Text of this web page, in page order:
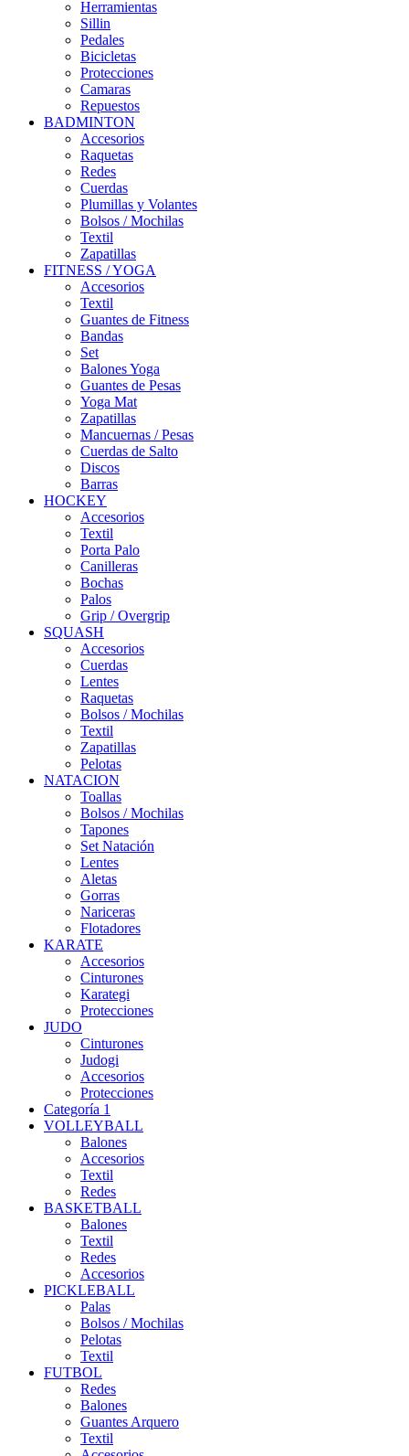
Herramientas
Sillin
Pedales
Bicicletas
Protecciones
Camaras
Repuestos
BADMINTON
Accesorios
Raquetas
Redes
Cuerdas
Plumillas y Volantes
Bolsos / Mochilas
Textil
Zapatillas
FITNESS / YOGA
Accesorios
Textil
Guantes de Fitness
Bandas
Set
Balones Yoga
Guantes de Pesas
Yoga Mat
Zapatillas
Mancuernas / Pesas
Cuerdas de Salto
Discos
Barras
HOCKEY
Accesorios
Textil
Porta Palo
Canilleras
Bochas
Palos
Grip / Overgrip
SQUASH
Accesorios
Cuerdas
Lentes
Raquetas
Bolsos / Mochilas
Textil
Zapatillas
Pelotas
NATACION
Toallas
Bolsos / Mochilas
Tapones
Set Natación
Lentes
Aletas
Gorras
Nariceras
Flotadores
KARATE
Accesorios
Cinturones
Karategi
Protecciones
JUDO
Cinturones
Judogi
Accesorios
Protecciones
Categoría 1
VOLLEYBALL
Balones
Accesorios
Textil
Redes
BASKETBALL
Balones
Textil
Redes
Accesorios
PICKLEBALL
Palas
Bolsos / Mochilas
Pelotas
Textil
FUTBOL
Redes
Balones
Guantes Arquero
Textil